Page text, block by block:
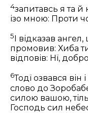
4запитавсь я та
ізо мною: Проти
5
І відказав
промовив: Хиба
відповів: Нї,
6Тодї озвався він
слово до
силою вашою,
Господь сил